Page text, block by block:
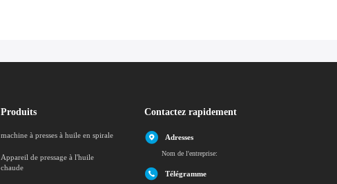
Produits
machine à presses à huile en spirale
Appareil de pressage à l'huile
chaude
Contactez rapidement
Adresses
Nom de l'entreprise:
Télégramme